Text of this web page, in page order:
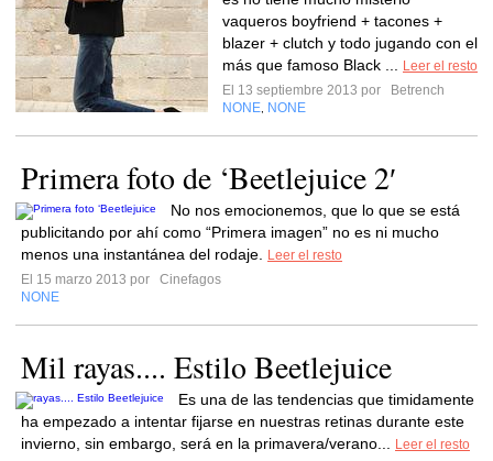
vaqueros boyfriend + tacones +
blazer + clutch y todo jugando con el
más que famoso Black ...
Leer el resto
El 13 septiembre 2013 por
Betrench
NONE NONE
Primera foto de ‘Beetlejuice 2′
No nos emocionemos, que lo que se está
publicitando por ahí como “Primera imagen” no es ni mucho
menos una instantánea del rodaje.
Leer el resto
El 15 marzo 2013 por
Cinefagos
NONE
Mil rayas.... Estilo Beetlejuice
Es una de las tendencias que timidamente
ha empezado a intentar fijarse en nuestras retinas durante este
invierno, sin embargo, será en la primavera/verano...
Leer el resto